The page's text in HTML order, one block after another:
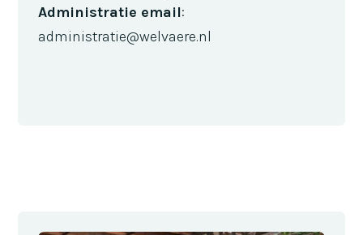
Administratie email:
administratie@welvaere.nl